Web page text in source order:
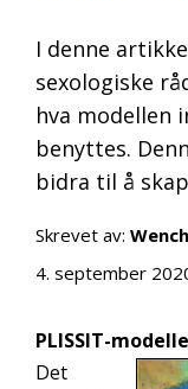
I denne
sexologiske
hva modellen
benyttes.
bidra til å
Skrevet av:
4. september
PLISSIT-
Det